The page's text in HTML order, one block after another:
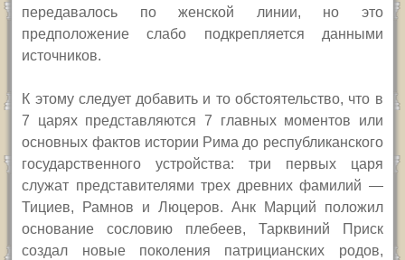
передавалось по женской линии, но это
предположение слабо подкрепляется данными
источников.
К этому следует добавить и то обстоятельство, что в
7 царях представляются 7 главных моментов или
основных фактов истории Рима до республиканского
государственного устройства: три первых царя
служат представителями трех древних фамилий —
Тициев, Рамнов и Люцеров. Анк Марций положил
основание сословию плебеев, Тарквиний Приск
создал новые поколения патрицианских родов,